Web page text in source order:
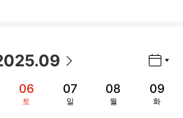
.09
06
토
07
일
08
월
09
화